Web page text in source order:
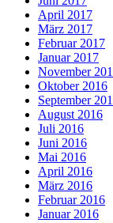
April 2017
März 2017
Februar 2017
Januar 2017
November
Oktober 2016
September
August 2016
Juli 2016
Juni 2016
Mai 2016
April 2016
März 2016
Februar 2016
Januar 2016